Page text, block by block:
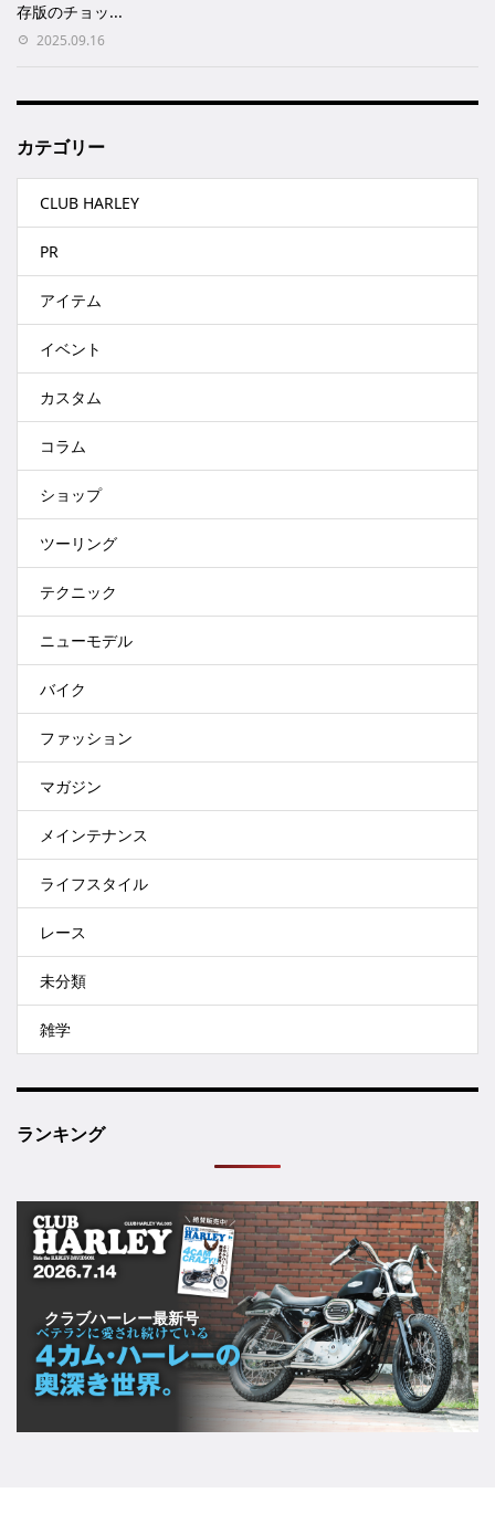
存版のチョッ...
2025.09.16
カテゴリー
CLUB HARLEY
PR
アイテム
イベント
カスタム
コラム
ショップ
ツーリング
テクニック
ニューモデル
バイク
ファッション
マガジン
メインテナンス
ライフスタイル
レース
未分類
雑学
ランキング
クラブハーレー最新号